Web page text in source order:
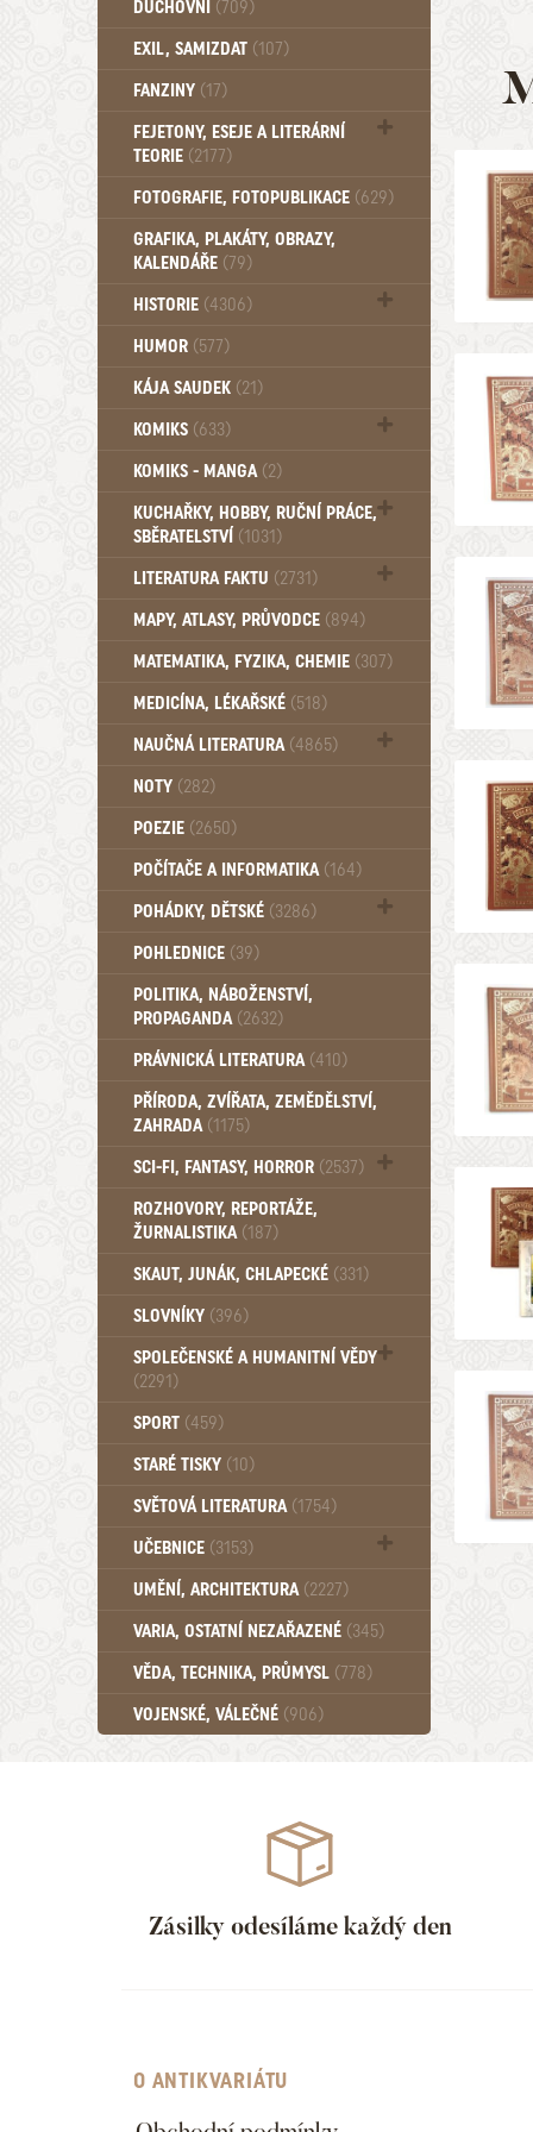
DUCHOVNÍ (709)
Okultismus (110)
EXIL, SAMIZDAT (107)
FANZINY (17)
FEJETONY, ESEJE A LITERÁRNÍ
TEORIE (2177)
Citáty, aforismy, snáře, přísloví,
FOTOGRAFIE, FOTOPUBLIKACE (629)
GRAFIKA, PLAKÁTY, OBRAZY,
KALENDÁŘE (79)
HISTORIE (4306)
Mytologie, Mýty, Báje, Pověsti (203)
HUMOR (577)
KÁJA SAUDEK (21)
KOMIKS (633)
Komiks - Čtyřlístek (233)
KOMIKS - MANGA (2)
KUCHAŘKY, HOBBY, RUČNÍ PRÁCE,
SBĚRATELSTVÍ (1031)
Dům a byt (102)
LITERATURA FAKTU (2731)
Katalogy (503)
MAPY, ATLASY, PRŮVODCE (894)
MATEMATIKA, FYZIKA, CHEMIE (307)
MEDICÍNA, LÉKAŘSKÉ (518)
NAUČNÁ LITERATURA (4865)
Zdraví a zdraví životní styl (510)
NOTY (282)
POEZIE (2650)
POČÍTAČE A INFORMATIKA (164)
POHÁDKY, DĚTSKÉ (3286)
Pro děti a mládež (2882)
Pohádky, Dětské - Od roku 1949 (257)
POHLEDNICE (39)
POLITIKA, NÁBOŽENSTVÍ,
PROPAGANDA (2632)
PRÁVNICKÁ LITERATURA (410)
PŘÍRODA, ZVÍŘATA, ZEMĚDĚLSTVÍ,
ZAHRADA (1175)
SCI-FI, FANTASY, HORROR (2537)
UFO (14)
ROZHOVORY, REPORTÁŽE,
ŽURNALISTIKA (187)
SKAUT, JUNÁK, CHLAPECKÉ (331)
SLOVNÍKY (396)
SPOLEČENSKÉ A HUMANITNÍ VĚDY
(2291)
Pedagogika (191)
Psychologie a osobní rozvoj (760)
SPORT (459)
STARÉ TISKY (10)
SVĚTOVÁ LITERATURA (1754)
UČEBNICE (3153)
Učebnice - Jazykové (1297)
Učebnice - VŠ (259)
Učebnice - ZŠ (556)
Učebnice - Ostatní (499)
UMĚNÍ, ARCHITEKTURA (2227)
VARIA, OSTATNÍ NEZAŘAZENÉ (345)
VĚDA, TECHNIKA, PRŮMYSL (778)
VOJENSKÉ, VÁLEČNÉ (906)
Zásilky odesíláme každý den
O ANTIKVARIÁTU